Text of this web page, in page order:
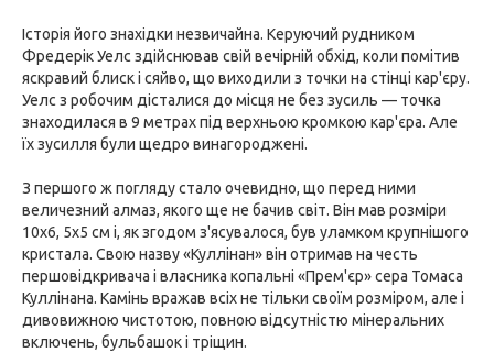
Історія його знахідки незвичайна. Керуючий рудником
Фредерік Уелс здійснював свій вечірній обхід, коли помітив
яскравий блиск і сяйво, що виходили з точки на стінці кар'єру.
Уелс з робочим дісталися до місця не без зусиль — точка
знаходилася в 9 метрах під верхньою кромкою кар'єра. Але
їх зусилля були щедро винагороджені.
З першого ж погляду стало очевидно, що перед ними
величезний алмаз, якого ще не бачив світ. Він мав розміри
10x6, 5x5 см і, як згодом з'ясувалося, був уламком крупнішого
кристала. Свою назву «Куллінан» він отримав на честь
першовідкривача і власника копальні «Прем'єр» сера Томаса
Куллінана. Камінь вражав всіх не тільки своїм розміром, але і
дивовижною чистотою, повною відсутністю мінеральних
включень, бульбашок і тріщин.